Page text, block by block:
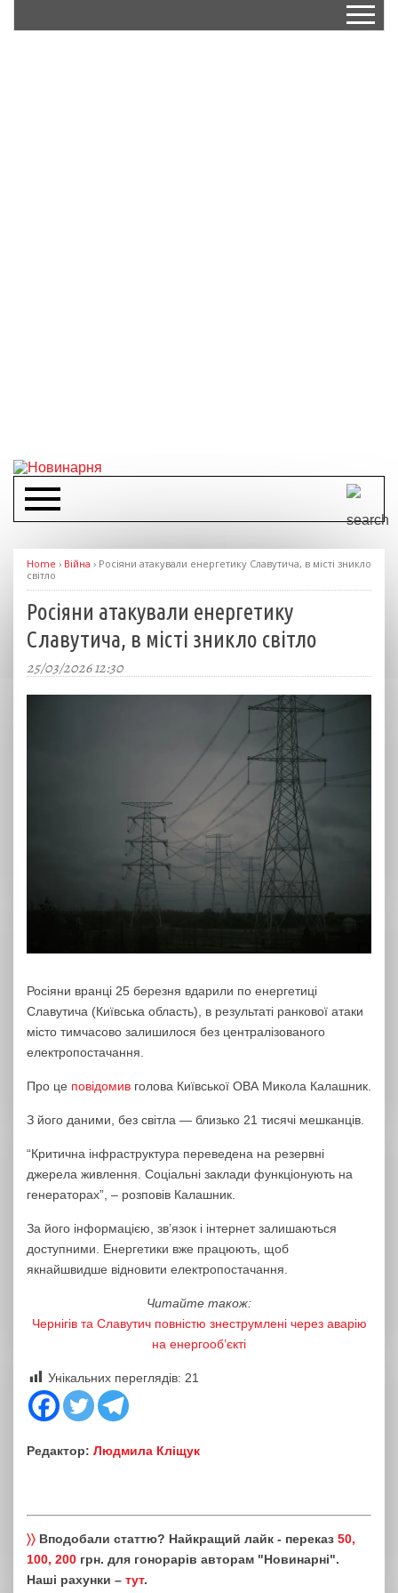
Home › Війна › Росіяни атакували енергетику Славутича, в місті зникло
світло
Росіяни атакували енергетику
Славутича, в місті зникло світло
25/03/2026 12:30
Росіяни вранці 25 березня вдарили по енергетиці
Славутича (Київська область), в результаті ранкової атаки
місто тимчасово залишилося без централізованого
електропостачання.
Про це повідомив голова Київської ОВА Микола Калашник.
З його даними, без світла — близько 21 тисячі мешканців.
“Критична інфраструктура переведена на резервні
джерела живлення. Соціальні заклади функціонують на
генераторах”, – розповів Калашник.
За його інформацією, зв’язок і інтернет залишаються
доступними. Енергетики вже працюють, щоб
якнайшвидше відновити електропостачання.
Читайте також:
Чернігів та Славутич повністю знеструмлені через аварію
на енергооб’єкті
Унікальних переглядів: 21
Редактор: Людмила Кліщук
〉〉 Вподобали статтю? Найкращий лайк - переказ 50,
100, 200 грн. для гонорарів авторам "Новинарні".
Наші рахунки – тут.